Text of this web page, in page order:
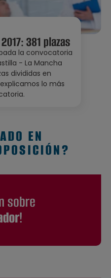
381 plazas
la convocatoria
- La Mancha
divididas en
lo más
EN
sobre
!